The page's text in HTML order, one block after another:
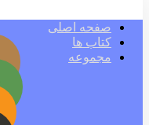
صفحه اصلی
کتاب ها
مجموعه